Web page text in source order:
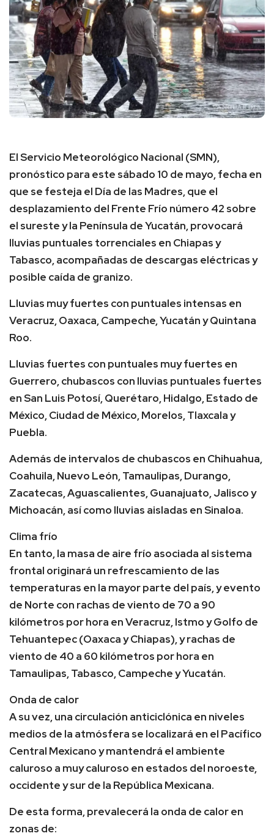
El Servicio Meteorológico Nacional (SMN),
pronóstico para este sábado 10 de mayo, fecha en
que se festeja el Día de las Madres, que el
desplazamiento del Frente Frío número 42 sobre
el sureste y la Península de Yucatán, provocará
lluvias puntuales torrenciales en Chiapas y
Tabasco, acompañadas de descargas eléctricas y
posible caída de granizo.
Lluvias muy fuertes con puntuales intensas en
Veracruz, Oaxaca, Campeche, Yucatán y Quintana
Roo.
Lluvias fuertes con puntuales muy fuertes en
Guerrero, chubascos con lluvias puntuales fuertes
en San Luis Potosí, Querétaro, Hidalgo, Estado de
México, Ciudad de México, Morelos, Tlaxcala y
Puebla.
Además de intervalos de chubascos en Chihuahua,
Coahuila, Nuevo León, Tamaulipas, Durango,
Zacatecas, Aguascalientes, Guanajuato, Jalisco y
Michoacán, así como lluvias aisladas en Sinaloa.
Clima frío
En tanto, la masa de aire frío asociada al sistema
frontal originará un refrescamiento de las
temperaturas en la mayor parte del país, y evento
de Norte con rachas de viento de 70 a 90
kilómetros por hora en Veracruz, Istmo y Golfo de
Tehuantepec (Oaxaca y Chiapas), y rachas de
viento de 40 a 60 kilómetros por hora en
Tamaulipas, Tabasco, Campeche y Yucatán.
Onda de calor
A su vez, una circulación anticiclónica en niveles
medios de la atmósfera se localizará en el Pacífico
Central Mexicano y mantendrá el ambiente
caluroso a muy caluroso en estados del noroeste,
occidente y sur de la República Mexicana.
De esta forma, prevalecerá la onda de calor en
zonas de: